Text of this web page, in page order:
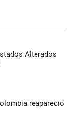
Alterados
reapareció